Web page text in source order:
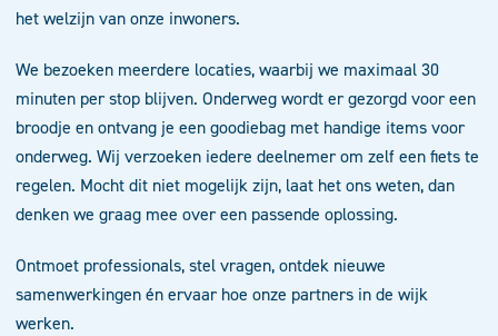
het welzijn van onze inwoners.
We bezoeken meerdere locaties, waarbij we maximaal 30
minuten per stop blijven. Onderweg wordt er gezorgd voor een
broodje en ontvang je een goodiebag met handige items voor
onderweg. Wij verzoeken iedere deelnemer om zelf een fiets te
regelen. Mocht dit niet mogelijk zijn, laat het ons weten, dan
denken we graag mee over een passende oplossing.
Ontmoet professionals, stel vragen, ontdek nieuwe
samenwerkingen én ervaar hoe onze partners in de wijk
werken.